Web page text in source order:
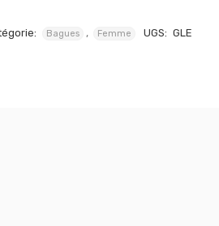
Bagues , Femme UGS: GLE